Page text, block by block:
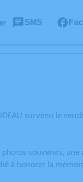
SMS
survenu le
souvenirs,
à honorer la